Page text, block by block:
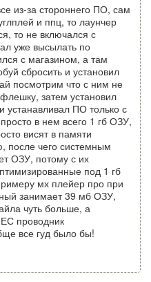
из-за стороннего ПО, сам
и ппц, то лаунчер
то не включался с
уже высылать по
с магазином, а там
сбросить и установил
посмотрим что с ним не
затем установил
ПО только с
в нем всего 1 гб ОЗУ,
висят в памяти
после чего системным
ОЗУ, потому с их
под 1 гб
мх плейер про при
занимает 39 мб ОЗУ,
чуть больше, а
проводник
все гуд было бы!